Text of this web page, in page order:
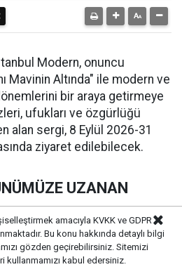
Modern, onuncu
Mavinin Altında" ile modern ve
bir araya getirmeye
ufukları ve özgürlüğü
alan sergi, 8 Eylül 2026-31
ziyaret edilebilecek.
UZANAN
Pehlivaner küratörlüğünde
bugüne Türkiye'de
amacıyla KVKK ve GDPR
Bu konu hakkında detaylı bilgi
gözden geçirebilirsiniz. Sitemizi
kullanmamızı kabul edersiniz.